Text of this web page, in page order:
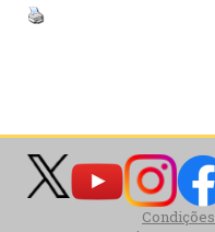
Condições